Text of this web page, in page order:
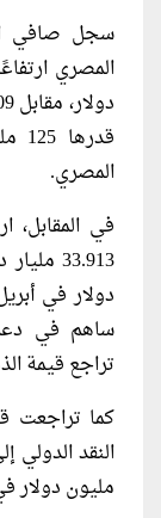
سجل صافي
المصري.
في المقابل،
ساهم في
تراجع قيمة
كما تراجعت
مليون دولار